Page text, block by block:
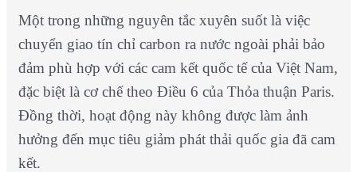
Một trong những nguyên tắc xuyên suốt là việc
chuyển giao tín chỉ carbon ra nước ngoài phải bảo
đảm phù hợp với các cam kết quốc tế của Việt Nam,
đặc biệt là cơ chế theo Điều 6 của Thỏa thuận Paris.
Đồng thời, hoạt động này không được làm ảnh
hưởng đến mục tiêu giảm phát thải quốc gia đã cam
kết.